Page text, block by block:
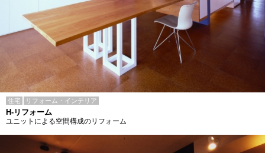
住宅 リフォーム・インテリア
H-リフォーム
ユニットによる空間構成のリフォーム